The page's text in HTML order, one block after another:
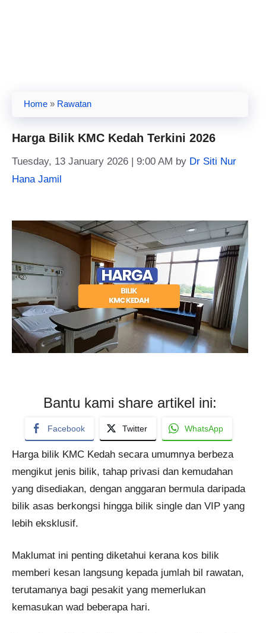
Home » Rawatan
Harga Bilik KMC Kedah Terkini 2026
Tuesday, 13 January 2026 | 9:00 AM by Dr Siti Nur
Hana Jamil
Bantu kami share artikel ini:
Facebook Twitter WhatsApp
Harga bilik KMC Kedah secara umumnya berbeza
mengikut jenis bilik, tahap privasi dan kemudahan
yang disediakan, dengan anggaran bermula daripada
bilik asas berkongsi hingga bilik single dan VIP yang
lebih eksklusif.
Maklumat ini penting diketahui kerana kos bilik
memberi kesan langsung kepada jumlah bil rawatan,
terutamanya bagi pesakit yang memerlukan
kemasukan wad beberapa hari.